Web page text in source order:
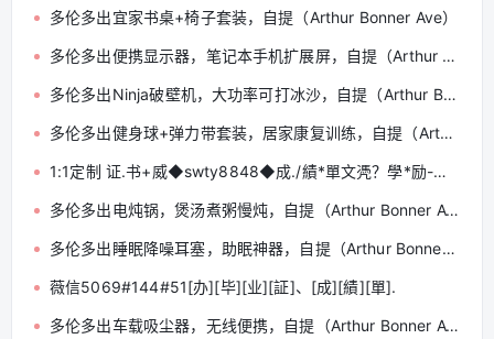
多伦多出宜家书桌+椅子套装，自提（Arthur Bonner Ave）
多伦多出便携显示器，笔记本手机扩展屏，自提（Arthur Bonner Ave）
多伦多出Ninja破壁机，大功率可打冰沙，自提（Arthur Bonner Ave）
多伦多出健身球+弹力带套装，居家康复训练，自提（Arthur Bonner Ave）
1:1定制 证.书+威◆swty8848◆成./績*單文凴？學*励-认.正
多伦多出电炖锅，煲汤煮粥慢炖，自提（Arthur Bonner Ave）
多伦多出睡眠降噪耳塞，助眠神器，自提（Arthur Bonner Ave）
薇信5069#144#51[办][毕][业][証]、[成][績][單].
多伦多出车载吸尘器，无线便携，自提（Arthur Bonner Ave）